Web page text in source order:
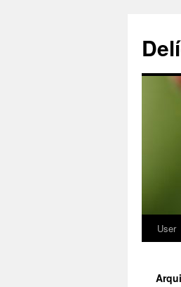
Saltar
User